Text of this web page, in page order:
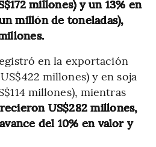
millones) y un 13% en
millón de toneladas),
en la exportación
millones) y en soja
millones), mientras
US$282 millones,
del 10% en valor y